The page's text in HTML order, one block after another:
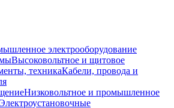
электрооборудование
Высоковольтное и щитовое
техникаКабели, провода и
Низковольтное и промышленное